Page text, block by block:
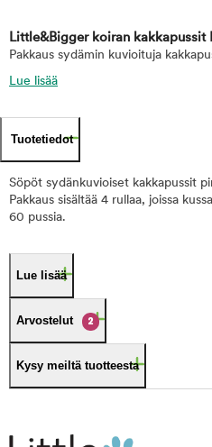
Little&Bigger koiran kakkapussit
Pakkaus sydämin kuvioituja
Lue lisää
Tuotetiedot
Söpöt sydänkuvioiset kakkapussit
Pakkaus sisältää 4 rullaa, joissa
60 pussia.
Lue lisää
Arvostelut 2
Kysy meiltä tuotteesta